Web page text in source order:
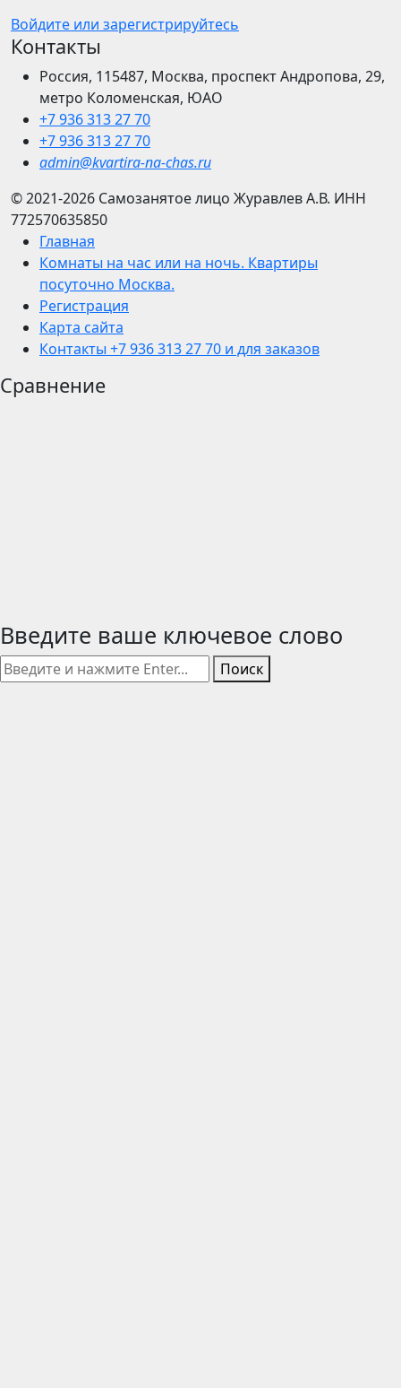
Войдите или зарегистрируйтесь
Контакты
Россия, 115487, Москва, проспект Андропова, 29,
метро Коломенская, ЮАО
+7 936 313 27 70
+7 936 313 27 70
admin@kvartira-na-chas.ru
© 2021-2026 Самозанятое лицо Журавлев А.В. ИНН
772570635850
Главная
Комнаты на час или на ночь. Квартиры
посуточно Москва.
Регистрация
Карта сайта
Контакты +7 936 313 27 70 и для заказов
Сравнение
Введите ваше ключевое слово
Поиск